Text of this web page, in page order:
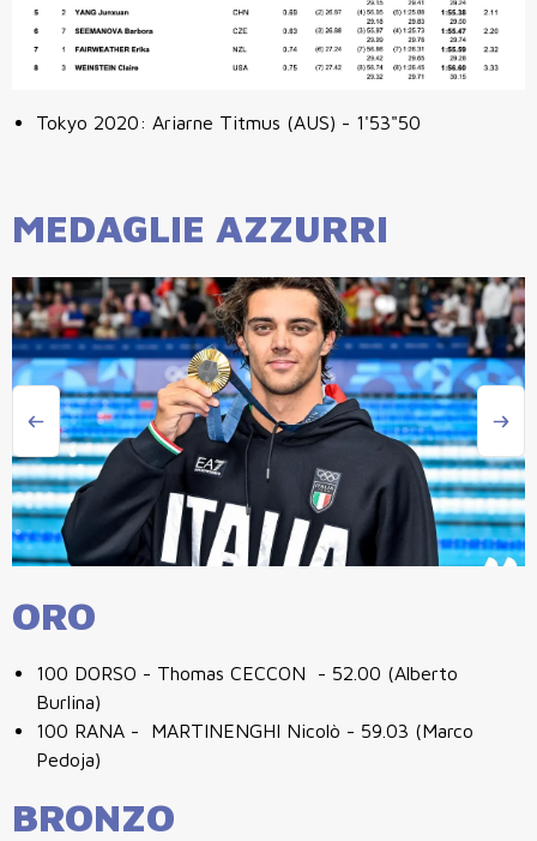
Tokyo 2020: Ariarne Titmus (AUS) - 1'53"50
MEDAGLIE AZZURRI
ORO
100 DORSO - Thomas CECCON - 52.00 (Alberto
Burlina)
100 RANA - MARTINENGHI Nicolò - 59.03 (Marco
Pedoja)
BRONZO